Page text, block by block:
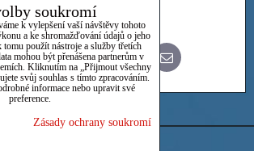
Osobně
PinterestReddit LinkedInWhatsApp
E-
mail
soukromí
k vylepšení vaší návštěvy tohoto
a ke shromažďování údajů o jeho
použít nástroje a služby třetích
mohou být přenášena partnerům v
Kliknutím na „Přijmout všechny
svůj souhlas s tímto zpracováním.
informace nebo upravit své
preference.
Zásady ochrany soukromí